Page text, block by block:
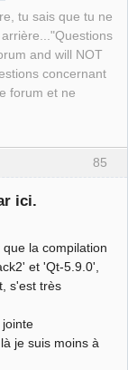
tu sais que tu ne
and will NOT
concernant
forum et ne
85
ici.
la compilation
et 'Qt-5.9.0',
s'est très
je suis moins à